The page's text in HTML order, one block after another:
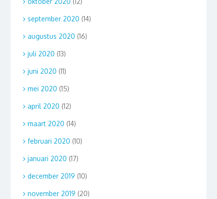
september 2020 (14)
augustus 2020 (16)
juli 2020 (13)
juni 2020 (11)
mei 2020 (15)
april 2020 (12)
maart 2020 (14)
februari 2020 (10)
januari 2020 (17)
december 2019 (10)
november 2019 (20)